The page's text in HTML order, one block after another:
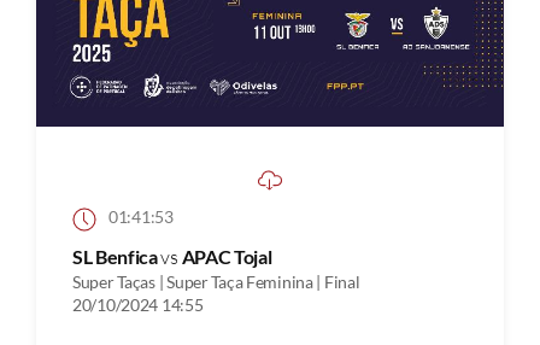
01:41:53
SL Benficavs APAC Tojal
Super Taças | Super Taça Feminina | Final
20/10/2024 14:55